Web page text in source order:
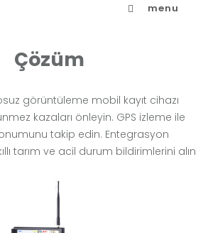
menu
Çözüm
görüntüleme mobil kayıt cihazı
kazaları önleyin. GPS izleme ile
takip edin. Entegrasyon
tarım ve acil durum bildirimlerini alın